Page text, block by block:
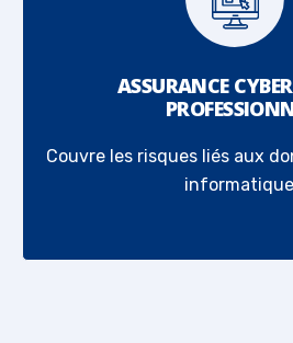
ASSURANCE
Couvre les risques liés aux